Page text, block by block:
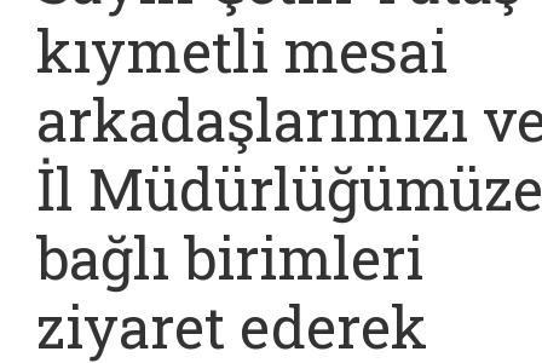
kıymetli mesai
arkadaşlarımızı
İl Müdürlüğümüze
bağlı birimleri
ziyaret ederek